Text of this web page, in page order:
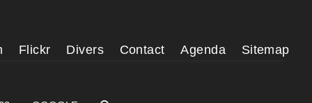
Flickr Divers Contact Agenda Sitemap